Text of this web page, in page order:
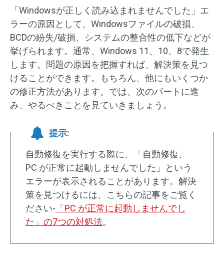
「Windowsが正しく読み込まれませんでした」エ
ラーの原因として、Windowsファイルの破損、
BCDの紛失/破損、システムの整合性の低下などが
挙げられます。通常、Windows 11、10、8で発生
します。問題の原因を把握すれば、解決策を見つ
けることができます。もちろん、他にもいくつか
の修正方法があります。では、次のパートに進
み、やるべきことを見ていきましょう。
提示:
自動修復を実行する際に、「自動修復、
PC が正常に起動しませんでした」という
エラーが表示されることがあります。解決
策を見つけるには、こちらの記事をご覧く
ださい- 「PC が正常に起動しませんでし
た」の7つの対処法。